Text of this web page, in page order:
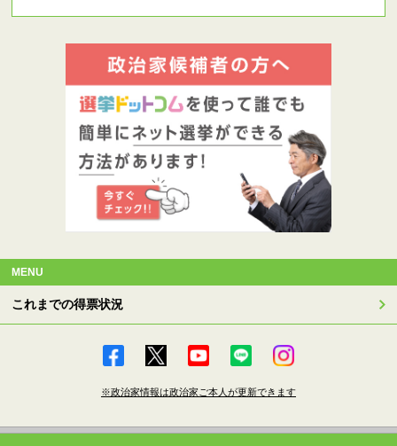
MENU
これまでの得票状況
※政治家情報は政治家ご本人が更新できます